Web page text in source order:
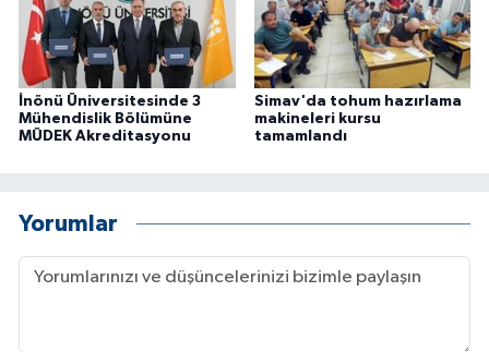
İnönü Üniversitesinde 3
Mühendislik Bölümüne
MÜDEK Akreditasyonu
Simav'da tohum hazırlama
makineleri kursu
tamamlandı
Yorumlar